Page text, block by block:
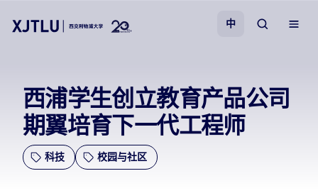
招生
科研
中
西浦学生创立教育产品公司
期翼培育下一代工程师
科技 校园与社区